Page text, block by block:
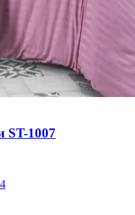
ST-1007